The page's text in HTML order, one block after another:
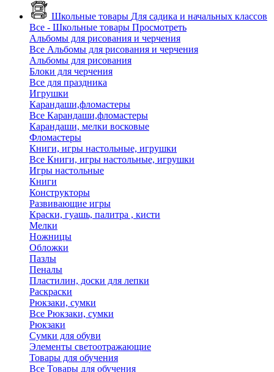
Школьные товары Для садика и начальных классов
Все - Школьные товары Просмотреть
Альбомы для рисования и черчения
Все Альбомы для рисования и черчения
Альбомы для рисования
Блоки для черчения
Все для праздника
Игрушки
Карандаши,фломастеры
Все Карандаши,фломастеры
Карандаши, мелки восковые
Фломастеры
Книги, игры настольные, игрушки
Все Книги, игры настольные, игрушки
Игры настольные
Книги
Конструкторы
Развивающие игры
Краски, гуашь, палитра , кисти
Мелки
Ножницы
Обложки
Пазлы
Пеналы
Пластилин, доски для лепки
Раскраски
Рюкзаки, сумки
Все Рюкзаки, сумки
Рюкзаки
Сумки для обуви
Элементы светоотражающие
Товары для обучения
Все Товары для обучения